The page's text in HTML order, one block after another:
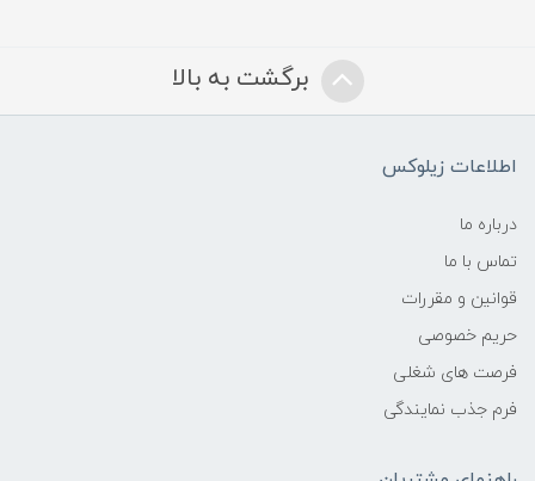
برگشت به بالا
اطلاعات زیلوکس
درباره ما
تماس با ما
قوانین و مقررات
حریم خصوصی
فرصت های شغلی
فرم جذب نمایندگی